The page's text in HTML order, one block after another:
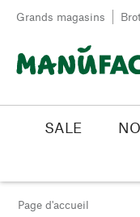
Passer au contenu
Grands magasins
SALE
Page d'accueil